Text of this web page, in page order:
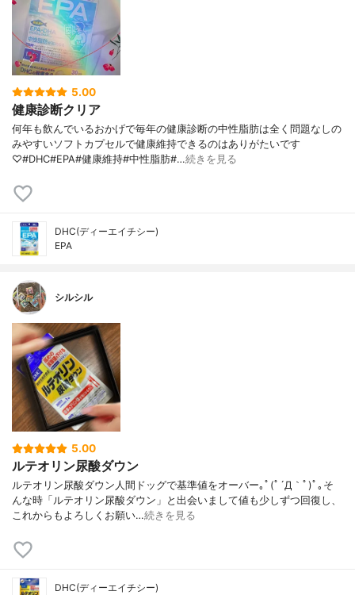
5.00
健康診断クリア
何年も飲んでいるおかげで毎年の健康診断の中性脂肪は全く問題なしの
みやすいソフトカプセルで健康維持できるのはありがたいです
♡#DHC#EPA#健康維持#中性脂肪#…続きを見る
DHC(ディーエイチシー)
EPA
シルシル
5.00
ルテオリン尿酸ダウン
ルテオリン尿酸ダウン人間ドッグで基準値をオーバー｡ﾟ(ﾟ´Д｀ﾟ)ﾟ｡そ
んな時「ルテオリン尿酸ダウン」と出会いまして値も少しずつ回復し、
これからもよろしくお願い…続きを見る
DHC(ディーエイチシー)